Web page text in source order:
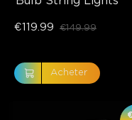
€119.99 €149.99
Acheter